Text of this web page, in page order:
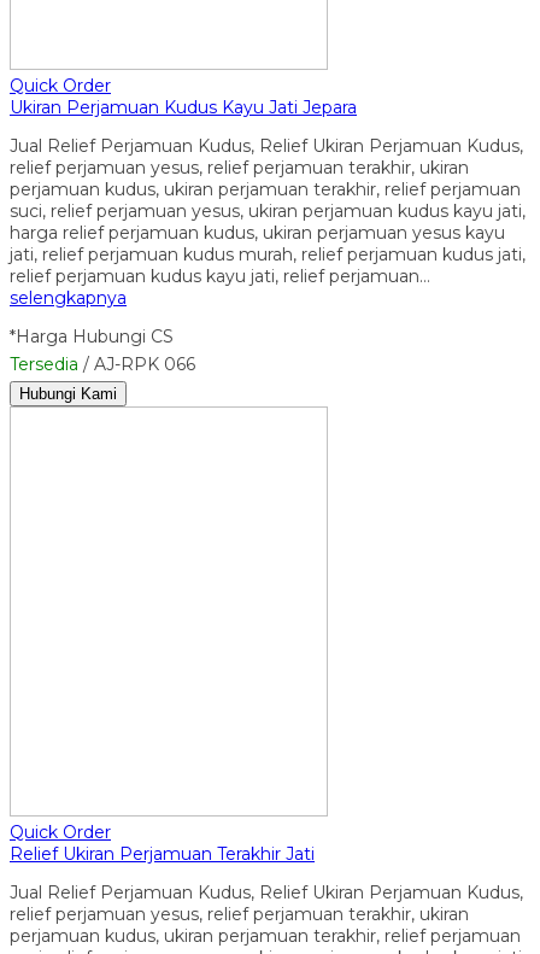
Quick Order
Ukiran Perjamuan Kudus Kayu Jati Jepara
Jual Relief Perjamuan Kudus, Relief Ukiran Perjamuan Kudus,
relief perjamuan yesus, relief perjamuan terakhir, ukiran
perjamuan kudus, ukiran perjamuan terakhir, relief perjamuan
suci, relief perjamuan yesus, ukiran perjamuan kudus kayu jati,
harga relief perjamuan kudus, ukiran perjamuan yesus kayu
jati, relief perjamuan kudus murah, relief perjamuan kudus jati,
relief perjamuan kudus kayu jati, relief perjamuan…
selengkapnya
*Harga Hubungi CS
Tersedia / AJ-RPK 066
Hubungi Kami
Quick Order
Relief Ukiran Perjamuan Terakhir Jati
Jual Relief Perjamuan Kudus, Relief Ukiran Perjamuan Kudus,
relief perjamuan yesus, relief perjamuan terakhir, ukiran
perjamuan kudus, ukiran perjamuan terakhir, relief perjamuan